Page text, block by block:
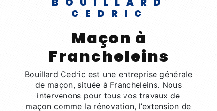
BOUILLARD
CEDRIC
maçon à
Francheleins
Bouillard Cedric est une entreprise générale
de maçon, située à Francheleins. Nous
intervenons pour tous vos travaux de
maçon comme la rénovation, l’extension de